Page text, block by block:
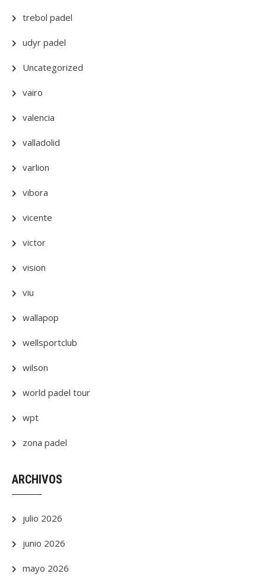
trebol padel
udyr padel
Uncategorized
vairo
valencia
valladolid
varlion
vibora
vicente
victor
vision
viu
wallapop
wellsportclub
wilson
world padel tour
wpt
zona padel
ARCHIVOS
julio 2026
junio 2026
mayo 2026